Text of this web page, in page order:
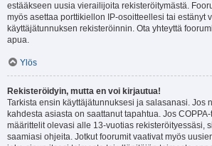
estääkseen uusia vierailijoita rekisteröitymästä.
myös asettaa porttikiellon IP-osoitteellesi tai estänyt
käyttäjätunnuksen rekisteröinnin. Ota yhteyttä
apua.
Ylös
Rekisteröidyin, mutta en voi kirjautua!
Tarkista ensin käyttäjätunnuksesi ja salasanasi. Jos
kahdesta asiasta on saattanut tapahtua. Jos
määrittelit olevasi alle 13-vuotias rekisteröityessäsi,
saamiasi ohjeita. Jotkut foorumit vaativat myös